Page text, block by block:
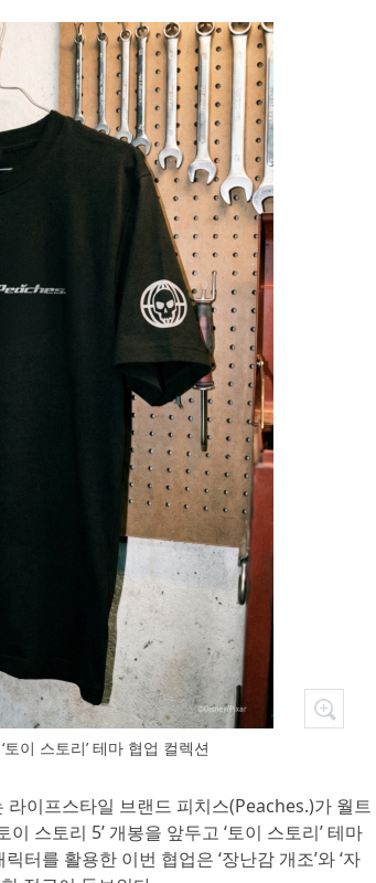
이 스토리’ 테마 협업 컬렉션
이프스타일 브랜드 피치스(Peaches.)가 월트
스토리 5’ 개봉을 앞두고 ‘토이 스토리’ 테마
터를 활용한 이번 협업은 ‘장난감 개조’와 ‘자